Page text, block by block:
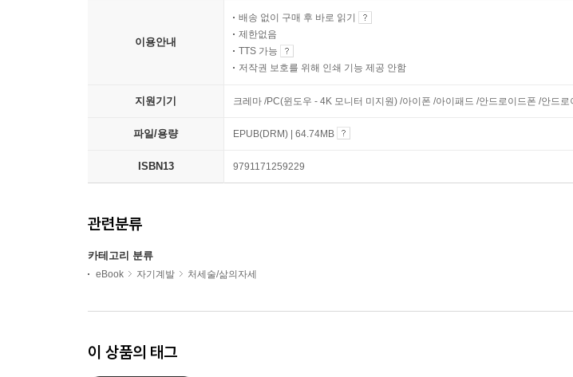
이용안내
배송 없이 구매 후 바로 읽기
제한없음
TTS 가능
저작권 보호를 위해 인쇄 기능 제공 안함
지원기기 크레마 /PC(윈도우 - 4K 모니터 미지원) /아이폰 /아이패드 /안드로이드폰 /안드
파일/용량 EPUB(DRM) | 64.74MB
ISBN13 9791171259229
관련분류
카테고리 분류
eBook 자기계발 처세술/삶의자세
이 상품의 태그